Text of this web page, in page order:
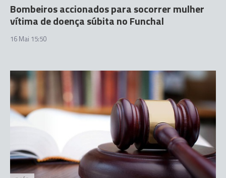
Bombeiros accionados para socorrer mulher
vítima de doença súbita no Funchal
16 Mai 15:50